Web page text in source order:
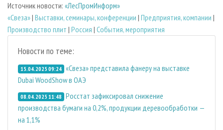
Источник новости: «ЛесПромИнформ»
«Свеза»| Выставки, семинары, конференции | Предприятия, компании |
Производство плит | Россия | События, мероприятия
Новости по теме:
15.04.2025 09:24 «Свеза» представила фанеру на выставке
Dubai WoodShow в ОАЭ
08.04.2025 11:48 Росстат зафиксировал снижение
производства бумаги на 0,2%, продукции деревообработки —
на 1,1%